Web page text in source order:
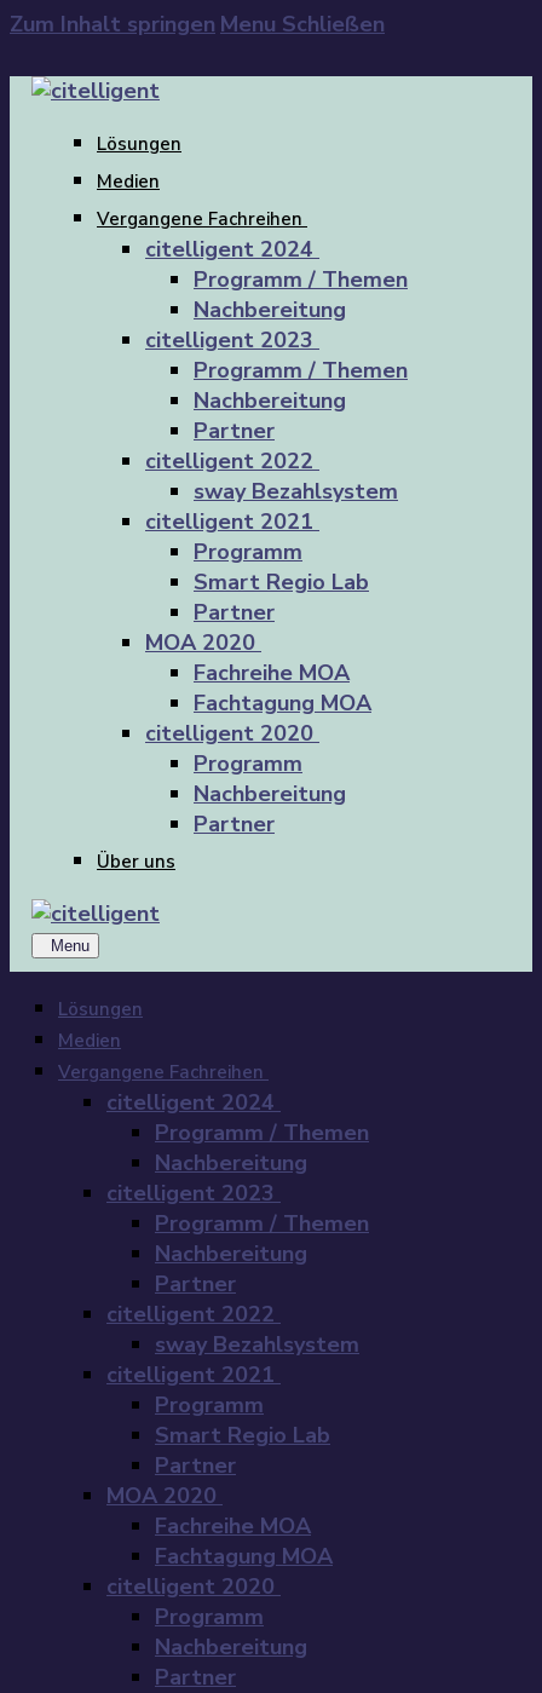
Zum Inhalt springen Menu Schließen
Lösungen
Medien
Vergangene Fachreihen
citelligent 2024
Programm / Themen
Nachbereitung
citelligent 2023
Programm / Themen
Nachbereitung
Partner
citelligent 2022
sway Bezahlsystem
citelligent 2021
Programm
Smart Regio Lab
Partner
MOA 2020
Fachreihe MOA
Fachtagung MOA
citelligent 2020
Programm
Nachbereitung
Partner
Über uns
Menu
Lösungen
Medien
Vergangene Fachreihen
citelligent 2024
Programm / Themen
Nachbereitung
citelligent 2023
Programm / Themen
Nachbereitung
Partner
citelligent 2022
sway Bezahlsystem
citelligent 2021
Programm
Smart Regio Lab
Partner
MOA 2020
Fachreihe MOA
Fachtagung MOA
citelligent 2020
Programm
Nachbereitung
Partner